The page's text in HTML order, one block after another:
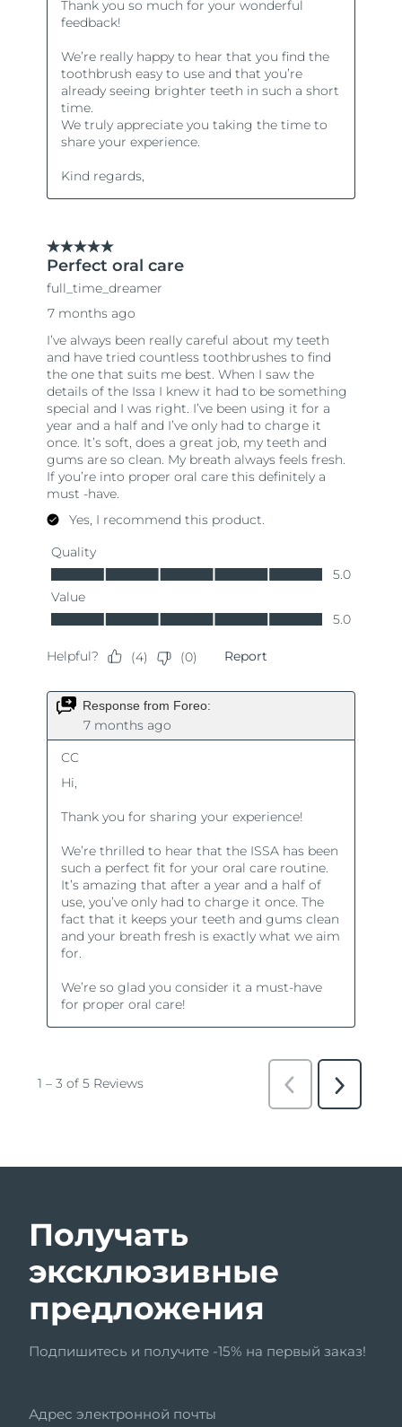
Получать
эксклюзивные
предложения
Подпишитесь и получите -15% на первый заказ!
Адрес электронной почты